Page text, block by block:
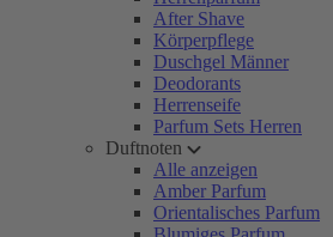
After Shave
Körperpflege
Duschgel Männer
Deodorants
Herrenseife
Parfum Sets Herren
Duftnoten
Alle anzeigen
Amber Parfum
Orientalisches Parfum